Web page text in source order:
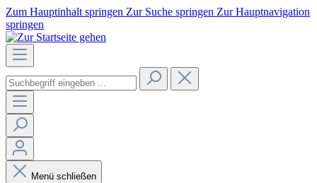
Zum Hauptinhalt springen Zur Suche springen Zur Hauptnavigation
springen
Menü schließen